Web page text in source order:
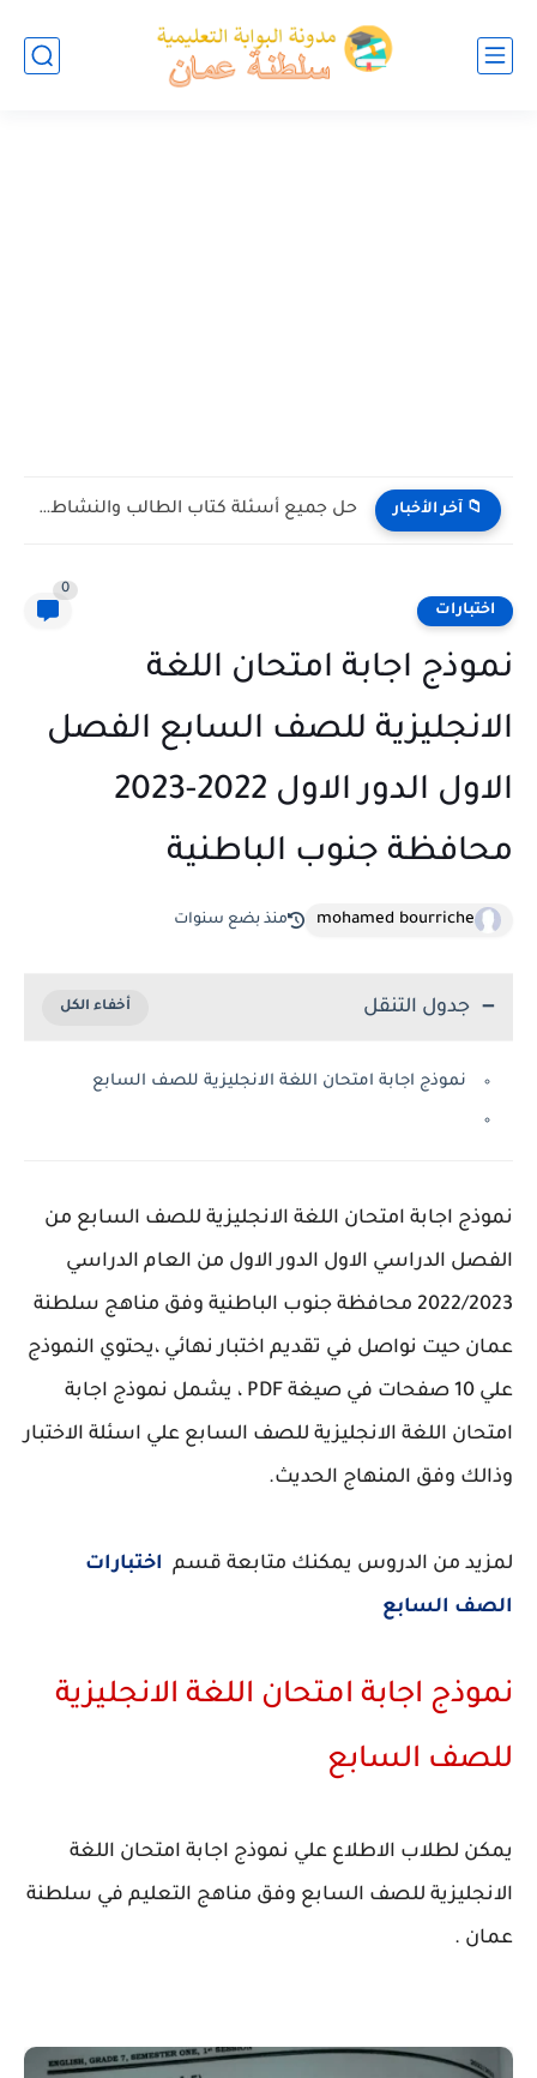
📁 آخر الأخبار حل جميع أسئلة كتاب الطالب والنشاط في الاحياء للصف العاشر...
اختبارات
0
نموذج اجابة امتحان اللغة
الانجليزية للصف السابع الفصل
الاول الدور الاول 2022-2023
محافظة جنوب الباطنية
mohamed bourriche منذ بضع سنوات
جدول التنقل
نموذج اجابة امتحان اللغة الانجليزية للصف السابع
نموذج اجابة امتحان اللغة الانجليزية للصف السابع من
الفصل الدراسي الاول الدور الاول من العام الدراسي
2022/2023 محافظة جنوب الباطنية وفق مناهج سلطنة
عمان حيت نواصل في تقديم اختبار نهائي ،يحتوي النموذج
علي 10 صفحات في صيغة PDF ، يشمل نموذج اجابة
امتحان اللغة الانجليزية للصف السابع علي اسئلة الاختبار
وذالك وفق المنهاج الحديث.
لمزيد من الدروس يمكنك متابعة قسم اختبارات
الصف السابع
نموذج اجابة امتحان اللغة الانجليزية
للصف السابع
يمكن لطلاب الاطلاع علي نموذج اجابة امتحان اللغة
الانجليزية للصف السابع وفق مناهج التعليم في سلطنة
عمان .